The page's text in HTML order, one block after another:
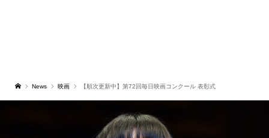
News 映画 【順次更新中】第72回毎日映画コンクール 表彰式